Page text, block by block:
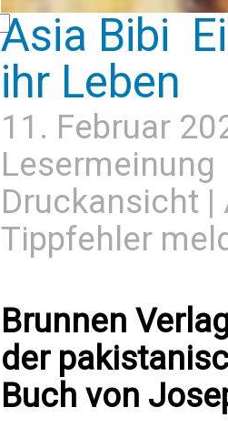
Asia Bibi 
ihr Leben
11. Februar
Lesermeinung
Druckansicht |
Tippfehler
Brunnen
der
Buch von